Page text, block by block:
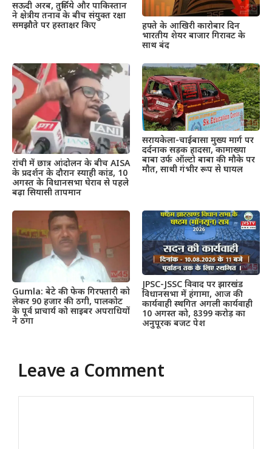
सऊदी अरब, तुर्किये और पाकिस्तान
ने क्षेत्रीय तनाव के बीच संयुक्त रक्षा
समझौते पर हस्ताक्षर किए
हफ्ते के आखिरी कारोबार दिन
भारतीय शेयर बाजार गिरावट के
साथ बंद
रांची में छात्र आंदोलन के बीच AISA
के प्रदर्शन के दौरान स्याही कांड, 10
अगस्त के विधानसभा घेराव से पहले
बढ़ा सियासी तापमान
सरायकेला-चाईबासा मुख्य मार्ग पर
दर्दनाक सड़क हादसा, कामाख्या
बाबा उर्फ ऑल्टो बाबा की मौके पर
मौत, साथी गंभीर रूप से घायल
Gumla: बेटे की फेक गिरफ्तारी को
लेकर 90 हजार की ठगी, पालकोट
के पूर्व प्राचार्य को साइबर अपराधियों
ने ठगा
JPSC-JSSC विवाद पर झारखंड
विधानसभा में हंगामा, आज की
कार्यवाही स्थगित अगली कार्यवाही
10 अगस्त को, 8399 करोड़ का
अनुपूरक बजट पेश
Leave a Comment